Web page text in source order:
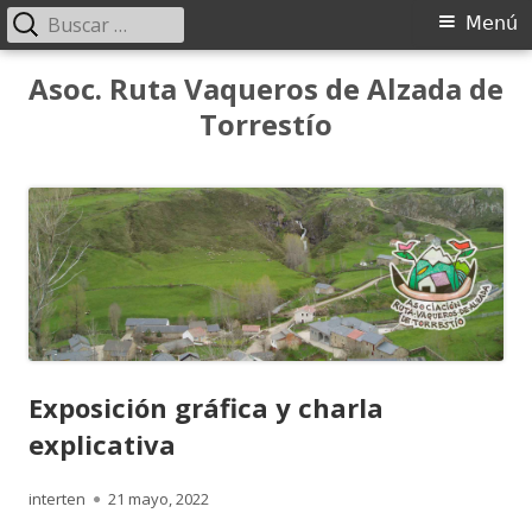
Asoc. Ruta Vaqueros de Alzada de
Torrestío
Menú
principal
Menú
Buscar:
Exposición gráfica y charla
explicativa
Autor
interten
Publicado
21 mayo, 2022